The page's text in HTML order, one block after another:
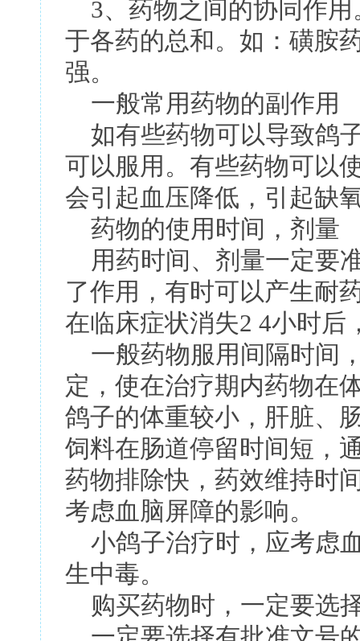
3、药物之间的协同作用
于各药的总和。如：磺胺
强。
一般常用药物的副作用
如有些药物可以导致鸽
可以服用。有些药物可以
会引起血压降低，引起缺
药物的使用时间，剂量
用药时间、剂量一定要
了作用，有时可以产生耐
在临床症状消失2 4小时后
一般药物服用间隔时间
定，使在治疗期内药物在
鸽子的体重较小，肝脏、
饲料在肠道停留时间短，
药物排除快，药效维持时
考虑血脑屏障的影响。
小鸽子治疗时，应考虑
生中毒。
购买药物时，一定要选